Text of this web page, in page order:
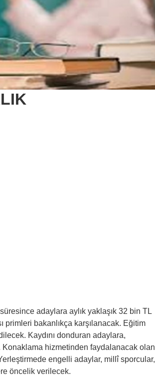
adaylara aylık yaklaşık 32 bin TL
primleri bakanlıkça karşılanacak. Eğitim
Kaydını donduran adaylara,
Konaklama hizmetinden faydalanacak olan
engelli adaylar, millî sporcular,
öncelik verilecek.